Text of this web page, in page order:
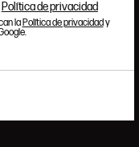
Política de privacidad
laPolítica de privacidady